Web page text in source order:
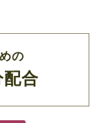
の
配合